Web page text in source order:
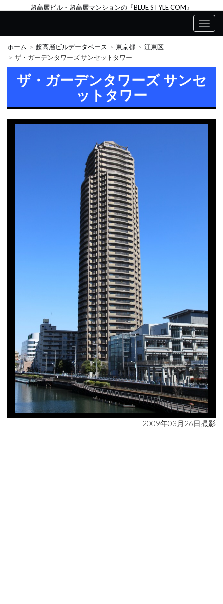
超高層ビル・超高層マンションの『BLUE STYLE COM』
ホーム 超高層ビルデータベース 東京都
江東区
ザ・ガーデンタワーズ サンセットタワー
ザ・ガーデンタワーズ サンセ
ットタワー
2009年03月26日撮影